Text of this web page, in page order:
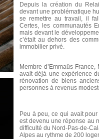
Depuis la création du
devant une problématique
se remettre au travail, il
Certes, les communautés
mais devant le
c’était au dehors des
immobilier privé.
Membre d’Emmaüs
avait déjà une expérience
rénovation de biens
personnes à revenus
Peu à peu, ce qui avait
est devenu une réponse au
difficulté du Nord-Pas-de-
Alpes au rythme de 200